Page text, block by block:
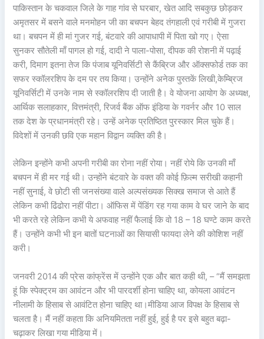
पाकिस्तान के चकवाल जिले के गाह गांव से घरबार, खेत आदि सबकुछ छोड़कर
अमृतसर में बसने वाले मनमोहन जी का बचपन बेहद तंगहाली एवं गरीबी में गुजरा
था। बचपन में ही मां गुजर गई, बंटवारे की आपाधापी में पिता खो गए। ऐसा
सुनकर सौतेली माँ पागल हो गई, दादी ने पाला-पोसा, दीपक की रोशनी में पढ़ाई
करी, दिमाग इतना तेज कि पंजाब यूनिवर्सिटी से कैंब्रिज और ऑक्सफोर्ड तक का
सफर स्कॉलरशिप के दम पर तय किया। उन्होंने अनेक पुस्तकें लिखी,केम्ब्रिज
यूनिवर्सिटी में उनके नाम से स्कॉलरशिप दी जाती है। वे योजना आयोग के अध्यक्ष,
आर्थिक सलाहकार, वित्तमंत्री, रिजर्व बैंक ऑफ इंडिया के गवर्नर और 10 साल
तक देश के प्रधानमंत्री रहे। उन्हें अनेक प्रतिष्ठित पुरस्कार मिल चुके हैं।
विदेशों में उनकी छवि एक महान विद्वान व्यक्ति की है।
लेकिन इन्होंने कभी अपनी गरीबी का रोना नहीं रोया। नहीं रोये कि उनकी माँ
बचपन में ही मर गई थी। उन्होंने बंटवारे के वक्त की कोई फ़िल्म सरीखी कहानी
नहीं सुनाई, वे छोटी सी जनसंख्या वाले अल्पसंख्यक सिक्ख समाज से आते हैं
लेकिन कभी ढिंढोरा नहीं पीटा। ऑफिस में पेंडिंग रह गया काम वे घर जाने के बाद
भी करते रहे लेकिन कभी ये अफवाह नहीं फैलाई कि वो 18 – 18 घण्टे काम करते
हैं। उन्होंने कभी भी इन बातों घटनाओं का सियासी फायदा लेने की कोशिश नहीं
करी।
जनवरी 2014 की प्रेस कांफ्रेंस में उन्होंने एक और बात कही थी, – “मैं समझता
हूं कि स्पेक्ट्रम का आवंटन और भी पारदर्शी होना चाहिए था, कोयला आवंटन
नीलामी के हिसाब से आवंटित होना चाहिए था।मीडिया आज विपक्ष के हिसाब से
चलता है। मैं नहीं कहता कि अनियमितता नहीं हुई, हुई है पर इसे बहुत बढ़ा-
चढ़ाकर लिखा गया मीडिया में।